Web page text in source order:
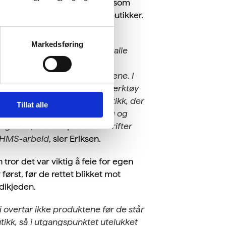
Markedsføring
Tillat alle
en fra hvert distrikt, som
ansvar for å følge opp sine butikker.
som svarer på alle
rundt sertifisering, og
forbedringer for butikkene. I
har vi utviklet et digitalt verktøy
å monitorere hver enkelt butikk, der
alt fra avfallshåndtering og
til antall printerutskrifter
arbeid, sier Eriksen.
tror det var viktig å feie for egen
først, før de rettet blikket mot
overtar ikke produktene før de står
så i utgangspunktet utelukket